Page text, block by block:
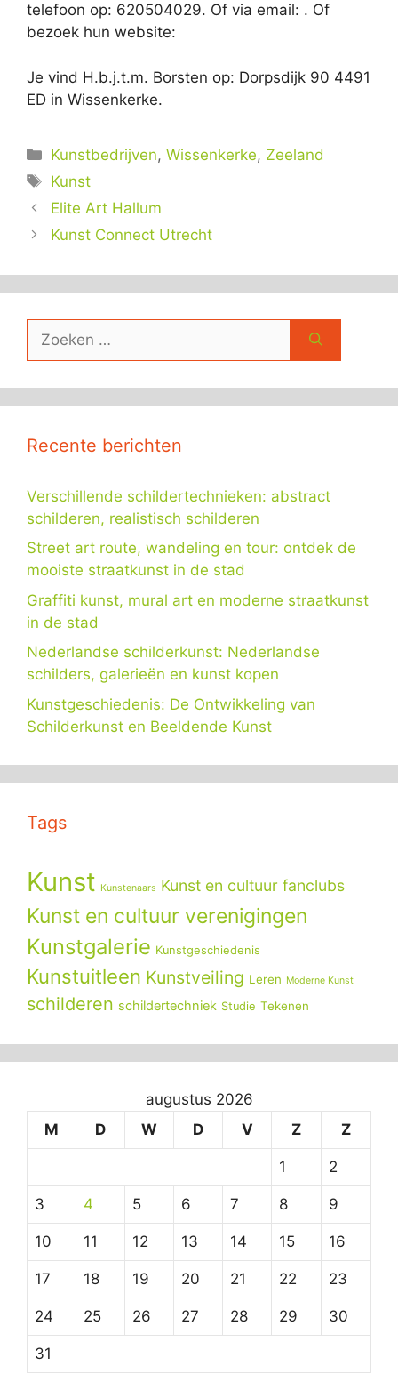
telefoon op: 620504029. Of via email: . Of
bezoek hun website:
Je vind H.b.j.t.m. Borsten op: Dorpsdijk 90 4491
ED in Wissenkerke.
Categorieën
Kunstbedrijven,Wissenkerke, Zeeland
Tags
Kunst
Elite Art Hallum
Kunst Connect Utrecht
naar:
Recente berichten
Verschillende schildertechnieken: abstract
schilderen, realistisch schilderen
Street art route, wandeling en tour: ontdek de
mooiste straatkunst in de stad
Graffiti kunst, mural art en moderne straatkunst
in de stad
Nederlandse schilderkunst: Nederlandse
schilders, galerieën en kunst kopen
Kunstgeschiedenis: De Ontwikkeling van
Schilderkunst en Beeldende Kunst
Tags
Kunst Kunstenaars Kunst en cultuur fanclubs
Kunst en cultuur verenigingen
Kunstgalerie Kunstgeschiedenis
Kunstuitleen Kunstveiling Leren Moderne Kunst
schilderen schildertechniek Studie Tekenen
augustus 2026
M
D W D V Z Z
1 2
3 4 5 6 7 8 9
10 11 12 13 14 15 16
17 18 19 20 21 22 23
24 25 26 27 28 29 30
31